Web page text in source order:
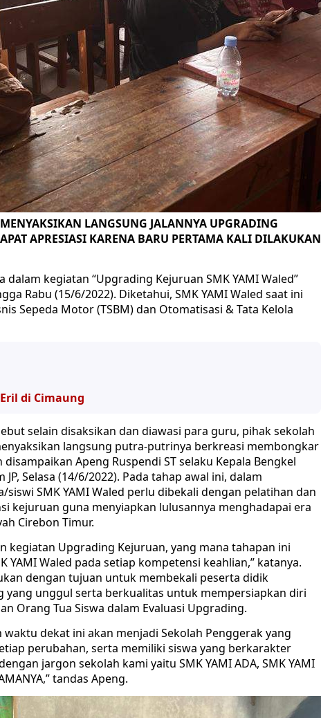
LANGSUNG JALANNYA UPGRADING
APRESIASI KARENA BARU PERTAMA KALI DILAKUKAN
kegiatan “Upgrading Kejuruan SMK YAMI Waled”
Rabu (15/6/2022). Diketahui, SMK YAMI Waled saat ini
Sepeda Motor (TSBM) dan Otomatisasi & Tata Kelola
di Cimaung
selain disaksikan dan diawasi para guru, pihak sekolah
langsung putra-putrinya berkreasi membongkar
Apeng Ruspendi ST selaku Kepala Bengkel
Selasa (14/6/2022). Pada tahap awal ini, dalam
SMK YAMI Waled perlu dibekali dengan pelatihan dan
kejuruan guna menyiapkan lulusannya menghadapai era
Cirebon Timur.
kegiatan Upgrading Kejuruan, yang mana tahapan ini
YAMI Waled pada setiap kompetensi keahlian,” katanya.
dengan tujuan untuk membekali peserta didik
yang unggul serta berkualitas untuk mempersiapkan diri
Orang Tua Siswa dalam Evaluasi Upgrading.
waktu dekat ini akan menjadi Sekolah Penggerak yang
perubahan, serta memiliki siswa yang berkarakter
jargon sekolah kami yaitu SMK YAMI ADA, SMK YAMI
tandas Apeng.